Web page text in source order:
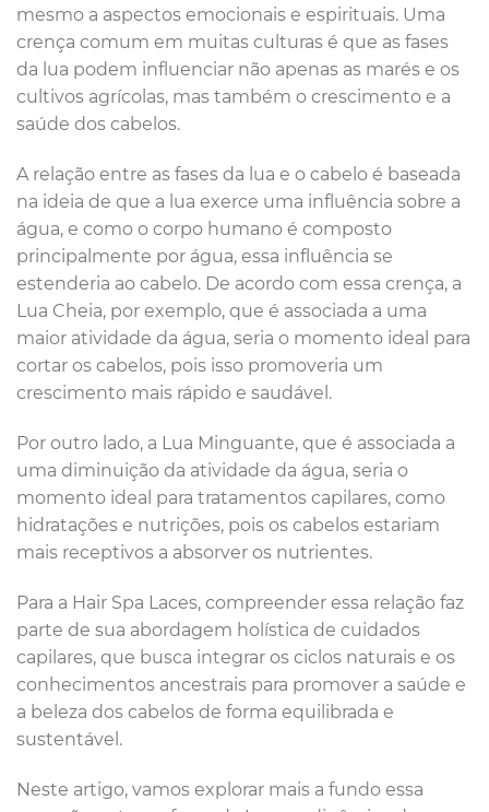
mesmo a aspectos emocionais e espirituais. Uma
crença comum em muitas culturas é que as fases
da lua podem influenciar não apenas as marés e os
cultivos agrícolas, mas também o crescimento e a
saúde dos cabelos.
A relação entre as fases da lua e o cabelo é baseada
na ideia de que a lua exerce uma influência sobre a
água, e como o corpo humano é composto
principalmente por água, essa influência se
estenderia ao cabelo. De acordo com essa crença, a
Lua Cheia, por exemplo, que é associada a uma
maior atividade da água, seria o momento ideal para
cortar os cabelos, pois isso promoveria um
crescimento mais rápido e saudável.
Por outro lado, a Lua Minguante, que é associada a
uma diminuição da atividade da água, seria o
momento ideal para tratamentos capilares, como
hidratações e nutrições, pois os cabelos estariam
mais receptivos a absorver os nutrientes.
Para a Hair Spa Laces, compreender essa relação faz
parte de sua abordagem holística de cuidados
capilares, que busca integrar os ciclos naturais e os
conhecimentos ancestrais para promover a saúde e
a beleza dos cabelos de forma equilibrada e
sustentável.
Neste artigo, vamos explorar mais a fundo essa